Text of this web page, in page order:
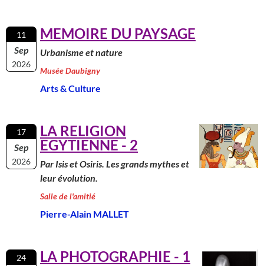
11
Sep
2026
MEMOIRE DU PAYSAGE
Urbanisme et nature
Musée Daubigny
Arts & Culture
17
Sep
2026
LA RELIGION
EGYTIENNE - 2
Par Isis et Osiris. Les grands mythes et
leur évolution.
Salle de l'amitié
Pierre-Alain MALLET
24 LA PHOTOGRAPHIE - 1